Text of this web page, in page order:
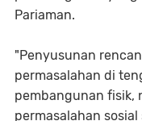
Pariaman.
"Penyusunan
permasalahan di
pembangunan fisik,
permasalahan